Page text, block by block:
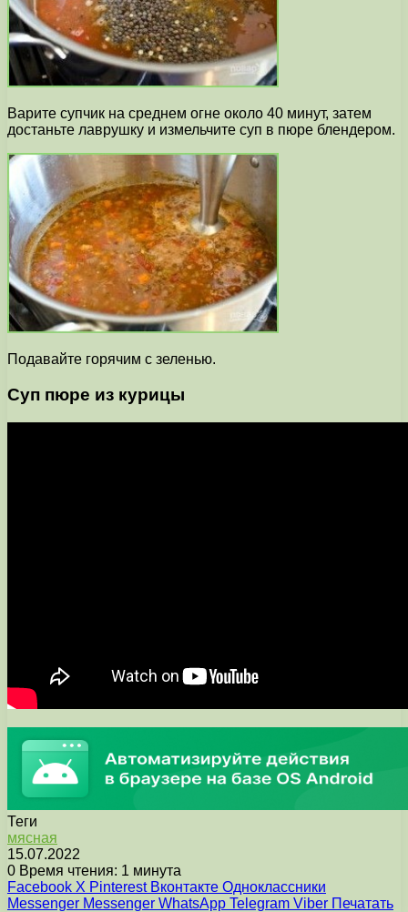
Варите супчик на среднем огне около 40 минут, затем
достаньте лаврушку и измельчите суп в пюре блендером.
Подавайте горячим с зеленью.
Суп пюре из курицы
Теги
мясная
15.07.2022
0 Время чтения: 1 минута
Facebook X Pinterest Вконтакте Одноклассники
Messenger Messenger WhatsApp Telegram Viber Печатать